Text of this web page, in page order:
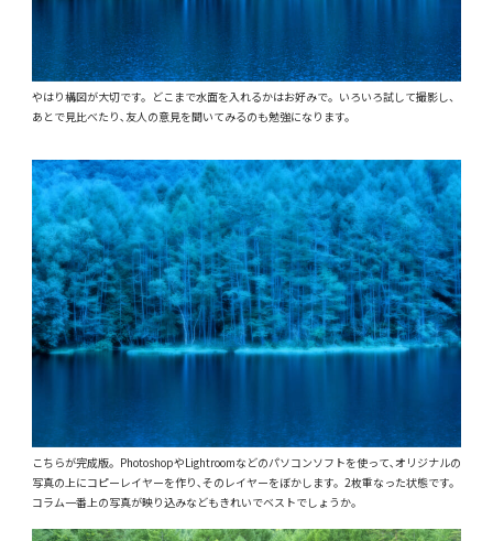
やはり構図が大切です。どこまで水面を入れるかはお好みで。いろいろ試して撮影し、
あとで見比べたり､友人の意見を聞いてみるのも勉強になります。
こちらが完成版。PhotoshopやLightroomなどのパソコンソフトを使って､オリジナルの
写真の上にコピーレイヤーを作り､そのレイヤーをぼかします。2枚重なった状態です。
コラム一番上の写真が映り込みなどもきれいでベストでしょうか。